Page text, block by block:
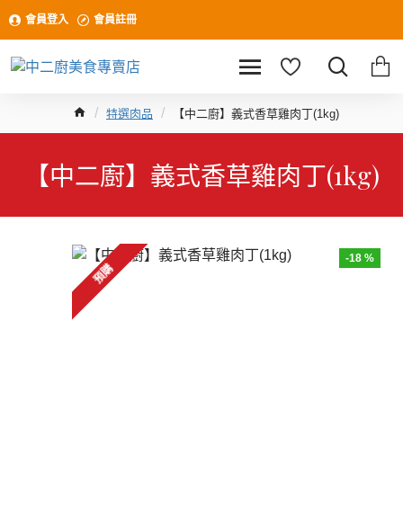
會員登入 會員註冊
特選肉品 【中二廚】義式香草雞肉丁(1kg)
【中二廚】義式香草雞肉丁(1kg)
-18 %
預購